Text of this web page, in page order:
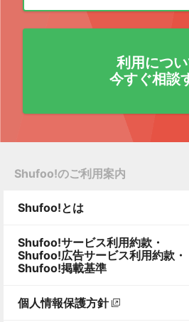
利用につ
今すぐ相談
Shufoo!のご利用案内
Shufoo!とは
Shufoo!サービス利用約款・
Shufoo!広告サービス利用約款・
Shufoo!掲載基準
個人情報保護方針